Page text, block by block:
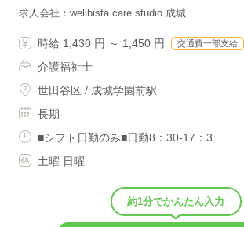
求人会社 wellbista care studio 成城
時給 1,430 円 ～ 1,450 円 交通費一部支給
介護福祉士
世田谷区 / 成城学園前駅
長期
■シフト日勤のみ■日勤8：30-17：3…
土曜 日曜
約1分でかんたん入力